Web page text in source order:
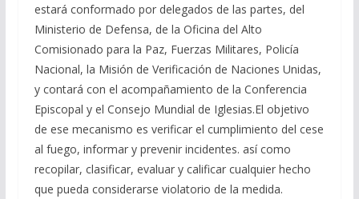
estará conformado por delegados de las partes, del
Ministerio de Defensa, de la Oficina del Alto
Comisionado para la Paz, Fuerzas Militares, Policía
Nacional, la Misión de Verificación de Naciones Unidas,
y contará con el acompañamiento de la Conferencia
Episcopal y el Consejo Mundial de Iglesias.El objetivo
de ese mecanismo es verificar el cumplimiento del cese
al fuego, informar y prevenir incidentes. así como
recopilar, clasificar, evaluar y calificar cualquier hecho
que pueda considerarse violatorio de la medida.